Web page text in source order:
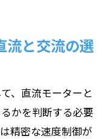
流と交流の選
、直流モーターと
かを判断する必要
精密な速度制御が